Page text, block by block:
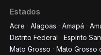
Estados
Acre Alagoas Amapá
Distrito Federal
Espírito
Mato Grosso
Mato Grosso